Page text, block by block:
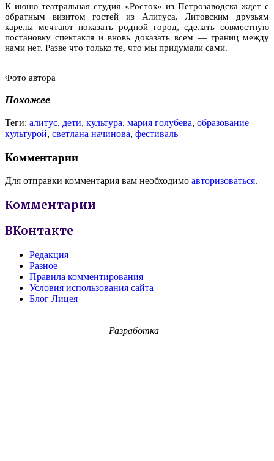
К июню театральная студия «Росток» из Петрозаводска ждет с
обратным визитом гостей из Алитуса. Литовским друзьям
карелы мечтают показать родной город, сделать совместную
постановку спектакля и вновь доказать всем — границ между
нами нет. Разве что только те, что мы придумали сами.
Фото автора
Похожее
Теги: алитус, дети, культура, мария голубева, образование
культурой, светлана начинова, фестиваль
Комментарии
Для отправки комментария вам необходимо авторизоваться.
Комментарии
ВКонтакте
Редакция
Разное
Правила комментирования
Условия использования сайта
Блог Лицея
Разработка